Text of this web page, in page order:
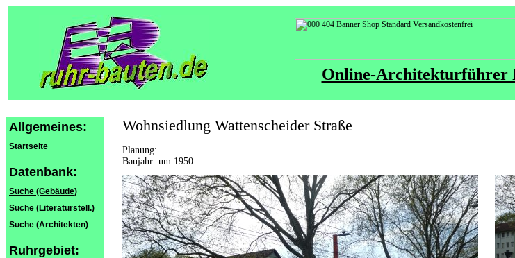
Online-Architekturführer
Allgemeines:
Startseite
Datenbank:
Suche (Gebäude)
Suche (Literaturstell.)
Suche (Architekten)
Ruhrgebiet:
Wohnsiedlung Wattenscheider Straße
Planung:
Baujahr: um 1950